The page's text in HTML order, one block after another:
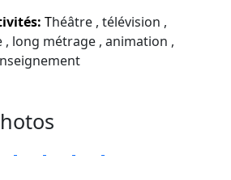
Théâtre , télévision ,
long métrage , animation ,